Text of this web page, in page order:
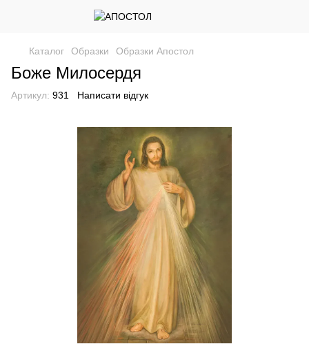
Каталог Образки Образки Апостол
Боже Милосердя
Артикул: 931 Написати відгук